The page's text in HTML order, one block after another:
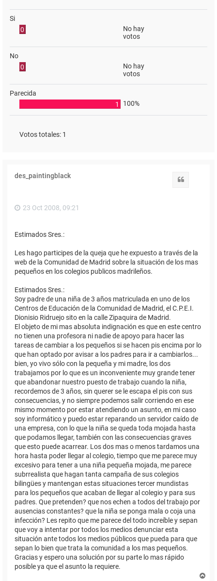
Si
0
No hay
votos
No
0
No hay
votos
Parecida
1
100%
Votos totales: 1
des_paintingblack
23 Oct 2008, 09:21
Estimados Sres.:
Les hago participes de la queja que he expuesto a través de la
web de la Comunidad de Madrid sobre la situación de los mas
pequeños en los colegios publicos madrileños.
Estimados Sres.:
Soy padre de una niña de 3 años matriculada en uno de los
Centros de Educación de la Comunidad de Madrid, el C.P.E.I.
Dionisio Ridruejo sito en la calle Zipaquira de Madrid.
El objeto de mi mas absoluta indignación es que en este centro
no tienen una profesora ni nadie de apoyo para hacer las
tareas de cambiar a los pequeños si se hacen pis encima por lo
que han optado por avisar a los padres para ir a cambiarlos...
bien, yo vivo sólo con la pequeña y mi madre, los dos
trabajamos por lo que es un inconveniente muy grande tener
que abandonar nuestro puesto de trabajo cuando la niña,
recordemos de 3 años, sin querer se le escapa el pis con sus
consecuencias, y no siempre podemos salir corriendo en ese
mismo momento por estar atendiendo un asunto, en mi caso
soy informático y puedo estar reparando un servidor caído de
una empresa, con lo que la niña se queda toda mojada hasta
que podamos llegar, también con las consecuencias graves
que esto puede acarrear. Los dos mas o menos tardamos una
hora hasta poder llegar al colegio, tiempo que me parece muy
excesivo para tener a una niña pequeña mojada, me parece
subrrealista que hagan tanta campaña de sus colegios
bilingües y mantengan estas situaciones tercer mundistas
para los pequeños que acaban de llegar al colegio y para sus
padres. Que pretenden? que nos echen a todos del trabajo por
ausencias constantes? que la niña se ponga mala o coja una
infección? Les repito que me parece del todo increíble y sepan
que voy a intentar por todos los medios denunciar esta
situación ante todos los medios públicos que pueda para que
sepan lo bien que trata la comunidad a los mas pequeños.
Gracias y espero una solución por su parte lo mas rápido
posible ya que el asunto la requiere.